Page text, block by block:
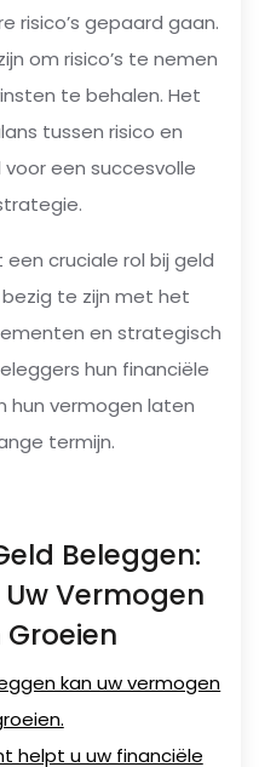
risico’s gepaard gaan.
om risico’s te nemen
te behalen. Het
tussen risico en
een succesvolle
cruciale rol bij geld
te zijn met het
en strategisch
hun financiële
hun vermogen laten
termijn.
Beleggen:
Vermogen
kan uw vermogen
helpt u uw financiële